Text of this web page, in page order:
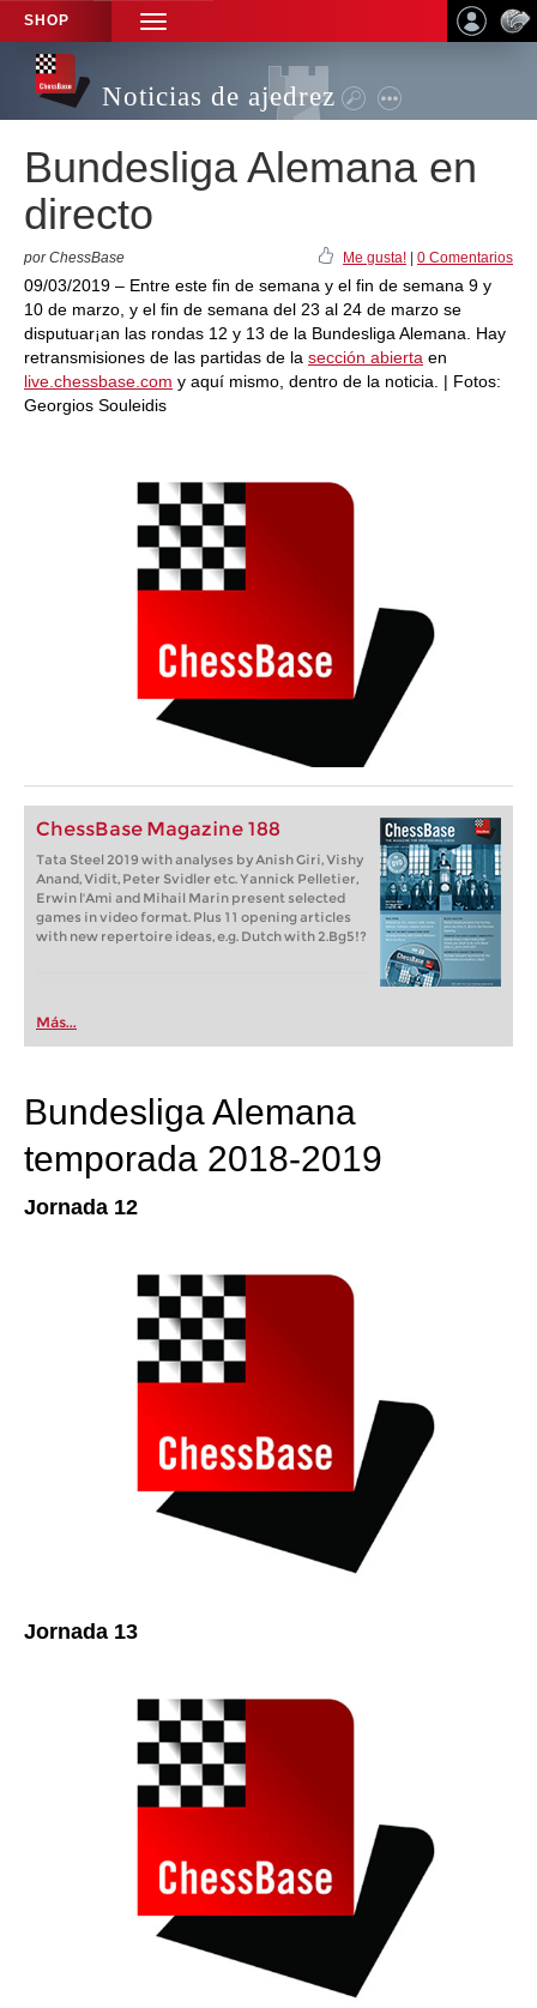
SHOP
TOGGLE
NAVIGATION
Noticias de ajedrez
Bundesliga Alemana en
directo
por ChessBase Me gusta! 0 Comentarios
09/03/2019 – Entre este fin de semana y el fin de semana 9 y
10 de marzo, y el fin de semana del 23 al 24 de marzo se
disputuar¡an las rondas 12 y 13 de la Bundesliga Alemana. Hay
retransmisiones de las partidas de la sección abierta en
live.chessbase.com y aquí mismo, dentro de la noticia. | Fotos:
Georgios Souleidis
ChessBase Magazine 188
Tata Steel 2019 with analyses by Anish Giri, Vishy
Anand, Vidit, Peter Svidler etc. Yannick Pelletier,
Erwin l'Ami and Mihail Marin present selected
games in video format. Plus 11 opening articles
with new repertoire ideas, e.g. Dutch with 2.Bg5!?
Más...
Bundesliga Alemana
temporada 2018-2019
Jornada 12
Jornada 13